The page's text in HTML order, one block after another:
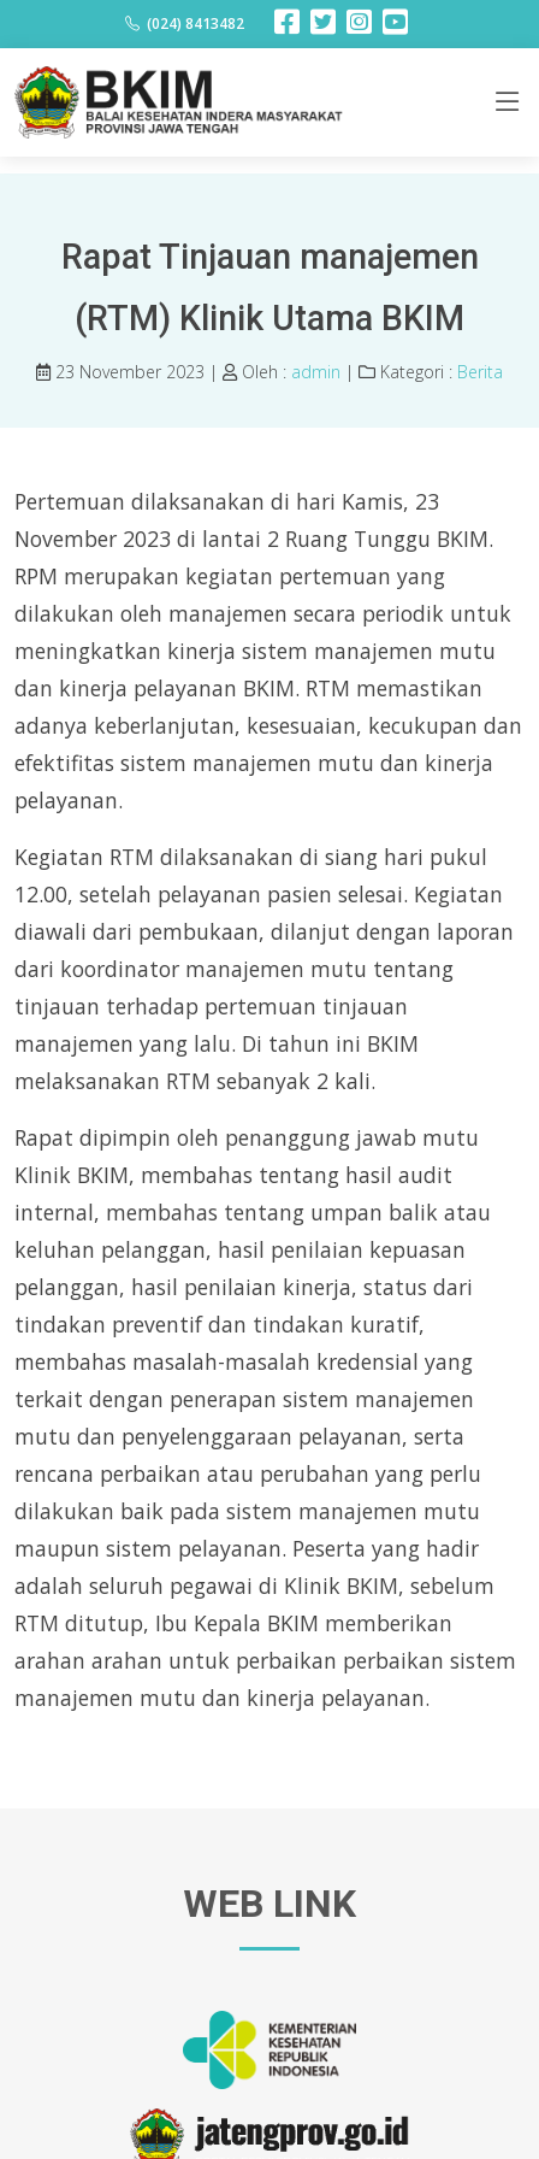
(024) 8413482
Rapat Tinjauan manajemen
(RTM) Klinik Utama BKIM
23 November 2023 | Oleh : admin | Kategori : Berita
Pertemuan dilaksanakan di hari Kamis, 23
November 2023 di lantai 2 Ruang Tunggu BKIM.
RPM merupakan kegiatan pertemuan yang
dilakukan oleh manajemen secara periodik untuk
meningkatkan kinerja sistem manajemen mutu
dan kinerja pelayanan BKIM. RTM memastikan
adanya keberlanjutan, kesesuaian, kecukupan dan
efektifitas sistem manajemen mutu dan kinerja
pelayanan.
Kegiatan RTM dilaksanakan di siang hari pukul
12.00, setelah pelayanan pasien selesai. Kegiatan
diawali dari pembukaan, dilanjut dengan laporan
dari koordinator manajemen mutu tentang
tinjauan terhadap pertemuan tinjauan
manajemen yang lalu. Di tahun ini BKIM
melaksanakan RTM sebanyak 2 kali.
Rapat dipimpin oleh penanggung jawab mutu
Klinik BKIM, membahas tentang hasil audit
internal, membahas tentang umpan balik atau
keluhan pelanggan, hasil penilaian kepuasan
pelanggan, hasil penilaian kinerja, status dari
tindakan preventif dan tindakan kuratif,
membahas masalah-masalah kredensial yang
terkait dengan penerapan sistem manajemen
mutu dan penyelenggaraan pelayanan, serta
rencana perbaikan atau perubahan yang perlu
dilakukan baik pada sistem manajemen mutu
maupun sistem pelayanan. Peserta yang hadir
adalah seluruh pegawai di Klinik BKIM, sebelum
RTM ditutup, Ibu Kepala BKIM memberikan
arahan arahan untuk perbaikan perbaikan sistem
manajemen mutu dan kinerja pelayanan.
WEB LINK